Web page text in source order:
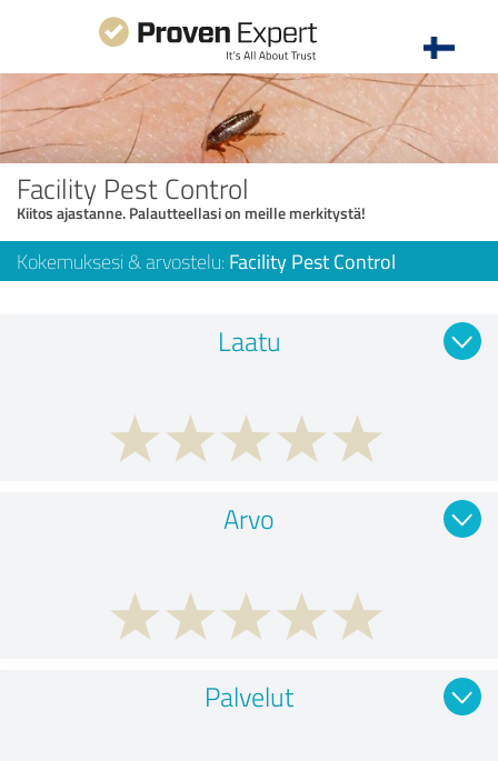
Facility Pest Control
Kiitos ajastanne. Palautteellasi on meille merkitystä!
Kokemuksesi & arvostelu: Facility Pest Control
Laatu
Arvo
Palvelut